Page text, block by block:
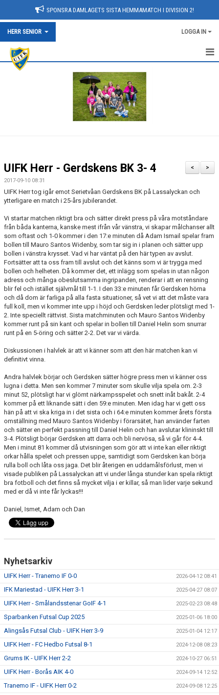
SPONSRA DAMLAGETS SISTA HEMMAMATCH I DIVISION 2!
HERR SENIOR LOGGA IN
NYHETER
DOKUMENT
KONTAKT
MATCHER
BORGÅS TANKAR
TABELL & RESULTAT
>
<
UIFK Herr - Gerdskens BK 3- 4
2017-09-10 08:31
UIFK Herr tog igår emot Serietvåan Gerdskens BK på Lassalyckan och
ytterligare en match i 25-års jubilerandet.
Vi startar matchen riktigt bra och sätter direkt press på våra motståndare
från båda kanterna, kanske mest ifrån vår vänstra, vi skapar målchanser allt
som oftast och 1-0 kommer i den 17:e minuten då Adam Ismail spelar fram
bollen till Mauro Santos Widenby, som tar sig in i planen och sätter upp
bollen i vänstra krysset. Vad vi har väntat på den här typen av avslut.
Fortsätter att ta oss fram till avslut och det känns som vi är trygga med
bollen och helheten. Då kommer det, ett inlägg som spelas in utan någon
adress och många obeslutsamma ingripanden, renderar i att en rensning
blir fel och istället självmål till 1-1. I den 33:e minuten får Gerdsken hörna
och då dom är farliga på alla fasta situationer, så vet vi att det måste vara
full koll, men vi kommer inte upp i höjd och Gerdsken leder plötsligt med 1-
2. Inte speciellt rättvist. Sista matchminuten och Mauro Santos Widenby
kommer runt på sin kant och spelar in bollen till Daniel Helin som snurrar
runt på en 5-öring och sätter 2-2. Det var vi värda.
Diskussionen i halvlek är att vi känner som att den här matchen kan vi
definitivt vinna.
Andra halvlek börjar och Gerdsken sätter högre press men vi känner oss
lugna i detta. Men sen kommer 7 minuter som skulle vilja spela om. 2-3
minut 52, plötsligt har vi glömt närkampsspelet och snett inåt bakåt. 2-4
kommer på ett liknande sätt i den 59:e minuten. Men idag har vi gett oss
hän på att vi ska kriga in i det sista och i 64:e minuten kommer årets första
omställning med Mauro Santos Widenby i förarsätet, han använder farten
och sätter en perfekt passning till Daniel Helin och han avslutar klininskt till
3-4. Plötsligt börjar Gerdsken att darra och bli nervösa, så vi går för 4-4.
Men i minut 81 kommer då utvisningen som gör att vi inte kan eller riktigt
orkar hålla spelet och pressen uppe, samtidigt som Gerdsken kan börja
rulla boll och låta oss jaga. Det blir återigen en uddamålsförlust, men vi
visade publiken på Lassalyckan att vi under långa stunder kan spela riktigt
bra fotboll och det finns så mycket vilja i er killar, så man lider varje sekund
med er då vi inte får lyckas!!!
Daniel, Ismet, Adam och Dan
Nyhetsarkiv
UIFK Herr - Tranemo IF 0-0 2026-04-12 08:41
IFK Mariestad - UIFK Herr 3-1 2025-04-27 08:07
UIFK Herr - Smålandsstenar GoIF 4-1 2025-02-23 08:48
Sparbanken Futsal Cup 2025 2025-01-06 18:00
Alingsås Futsal Club - UIFK Herr 3-9 2025-01-04 12:17
UIFK Herr - FC Hedbo Futsal 8-1 2024-12-08 08:23
Grums IK - UIFK Herr 2-2 2024-10-27 06:51
UIFK Herr - Borås AIK 4-0 2024-09-14 12:52
Tranemo IF - UIFK Herr 0-2 2024-09-08 12:25